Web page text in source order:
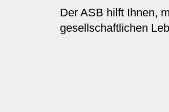
Der ASB hilft Ihnen,
gesellschaftlichen